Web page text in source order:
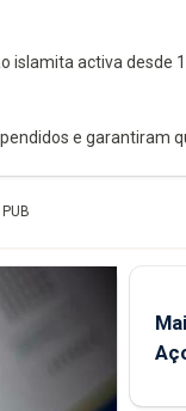
activa desde
e garantiram
PUB